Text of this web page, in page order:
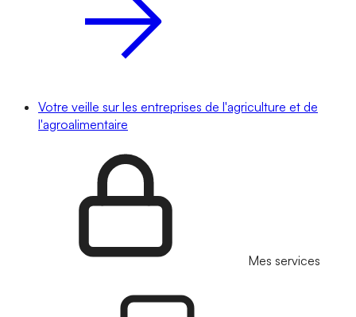
Votre veille sur les entreprises de l'agriculture et de
l'agroalimentaire
Mes services